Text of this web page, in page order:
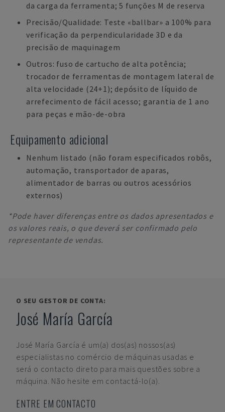
da carga da ferramenta; 5 funções M de reserva
Precisão/Qualidade: Teste «ballbar» a 100% para
verificação da perpendicularidade 3D e da
precisão de maquinagem
Outros: fuso de cartucho de alta potência;
trocador de ferramentas de montagem lateral de
alta velocidade (24+1); depósito de líquido de
arrefecimento de fácil acesso; garantia de 1 ano
para peças e mão-de-obra
Equipamento adicional
Nenhum listado (não foram especificados robôs,
automação, transportador de aparas,
alimentador de barras ou outros acessórios
externos)
*Pode haver diferenças entre os dados apresentados e
os valores reais, o que deverá ser confirmado pelo
representante de vendas.
O SEU GESTOR DE CONTA:
José María García
José María García é um(a) dos(as) nossos(as)
especialistas no comércio de máquinas usadas e
será o contacto direto para mais questões sobre a
máquina. Não hesite em contactá-lo(a).
ENTRE EM CONTACTO